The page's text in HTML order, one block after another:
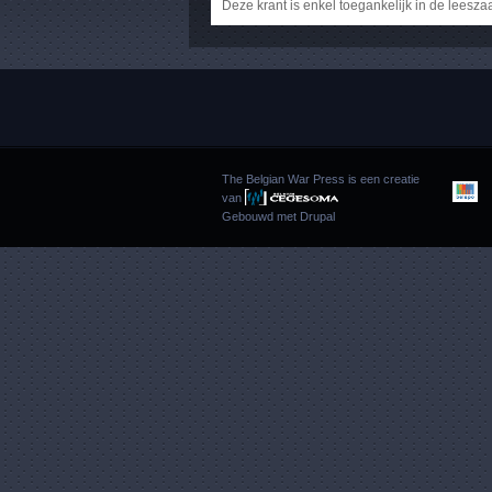
Deze krant is enkel toegankelijk in de
The Belgian War Press is een creatie
van
Gebouwd met Drupal